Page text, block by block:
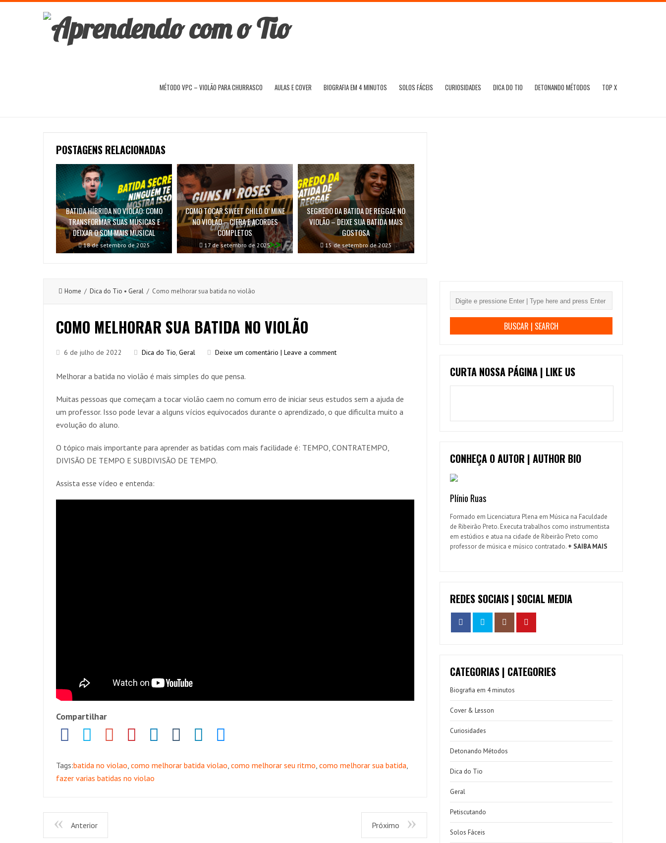
MÉTODO VPC – VIOLÃO PARA CHURRASCO AULAS E COVER BIOGRAFIA EM 4 MINUTOS SOLOS FÁCEIS CURIOSIDADES DICA DO TIO DETONANDO MÉTODOS TOP X
POSTAGENS RELACIONADAS
BATIDA HÍBRIDA NO VIOLÃO: COMO
TRANSFORMAR SUAS MÚSICAS E
DEIXAR O SOM MAIS MUSICAL
18 de setembro de 2025
COMO TOCAR SWEET CHILD O’ MINE
NO VIOLÃO – CIFRA E ACORDES
COMPLETOS
17 de setembro de 2025
SEGREDO DA BATIDA DE REGGAE NO
VIOLÃO – DEIXE SUA BATIDA MAIS
GOSTOSA
15 de setembro de 2025
Home / Dica do Tio • Geral / Como melhorar sua batida no violão
COMO MELHORAR SUA BATIDA NO VIOLÃO
6 de julho de 2022 Dica do Tio, Geral Deixe um comentário | Leave a comment
Melhorar a batida no violão é mais simples do que pensa.
Muitas pessoas que começam a tocar violão caem no comum erro de iniciar seus estudos sem a ajuda de
um professor. Isso pode levar a alguns vícios equivocados durante o aprendizado, o que dificulta muito a
evolução do aluno.
O tópico mais importante para aprender as batidas com mais facilidade é: TEMPO, CONTRATEMPO,
DIVISÃO DE TEMPO E SUBDIVISÃO DE TEMPO.
Assista esse vídeo e entenda:
Compartilhar
Tags:batida no violao como melhorar batida violao como melhorar seu ritmo como melhorar sua batida
fazer varias batidas no violao
Anterior Próximo
CURTA NOSSA PÁGINA | LIKE US
CONHEÇA O AUTOR | AUTHOR BIO
Plínio Ruas
Formado em Licenciatura Plena em Música na Faculdade
de Ribeirão Preto. Executa trabalhos como instrumentista
em estúdios e atua na cidade de Ribeirão Preto como
professor de música e músico contratado. + SAIBA MAIS
REDES SOCIAIS | SOCIAL MEDIA
CATEGORIAS | CATEGORIES
Biografia em 4 minutos
Cover & Lesson
Curiosidades
Detonando Métodos
Dica do Tio
Geral
Petiscutando
Solos Fáceis